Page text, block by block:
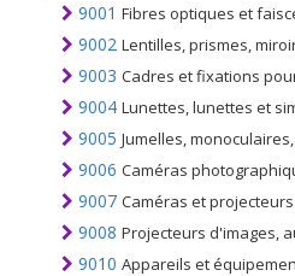
9001 Fibres optiques et faisceaux de fibres optiques; câbles de fibres optiques non du no. 8544;
9002 Lentilles, prismes, miroirs et autres éléments d'optique, en toutes matières, montés, en tant
9003 Cadres et fixations pour lunettes,
9004 Lunettes, lunettes et
9005 Jumelles, monoculaires, autres télescopes optiques, montages donc; autres
9006 Caméras photographiques (sauf cinématographiques); appareils
9007 Caméras et projecteurs cinématographiques, même
9008 Projecteurs d'images, autres que cinématographiques;
9010 Appareils et équipements de laboratoire photographiques (y compris